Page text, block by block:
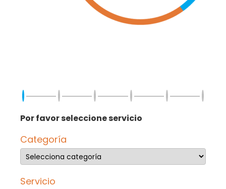
Por favor seleccione servicio
Categoría
Servicio